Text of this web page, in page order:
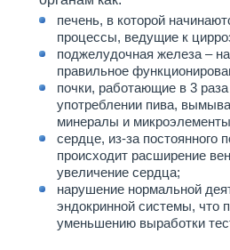
Программа
шагов"
Лечение
Анонимное
алкоголизма
Пивной
Стационарное
алкоголизма
Принудительное
алкоголизма
печень, в которой
процессы, ведущие к
поджелудочная железа –
правильное
почки, работающие в 3
употреблении пива,
минералы и микроэлементы
сердце, из-за постоянного
происходит расширение
увеличение сердца;
нарушение нормальной
эндокринной системы, что
уменьшению выработки